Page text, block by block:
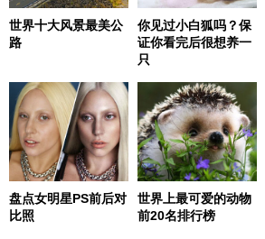
世界十大风景最美公
路
你见过小白狐吗？保
证你看完后很想养一
只
盘点女明星PS前后对
比照
世界上最可爱的动物
前20名排行榜